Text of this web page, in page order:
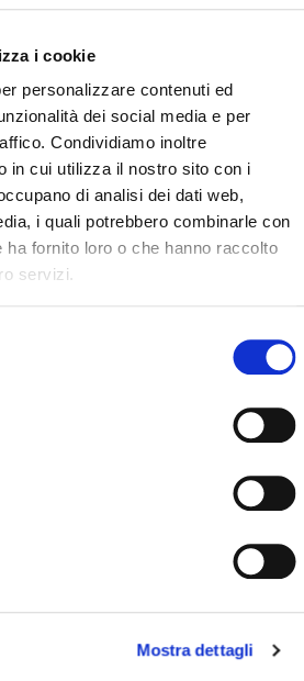
i cookie
personalizzare contenuti ed
dei social media e per
Condividiamo inoltre
in cui utilizza il nostro sito con i
di analisi dei dati web,
i quali potrebbero combinarle con
ha fornito loro o che hanno raccolto
servizi.
Mostra dettagli
14 febbraio 2023
e interiori (Un Giorno, un